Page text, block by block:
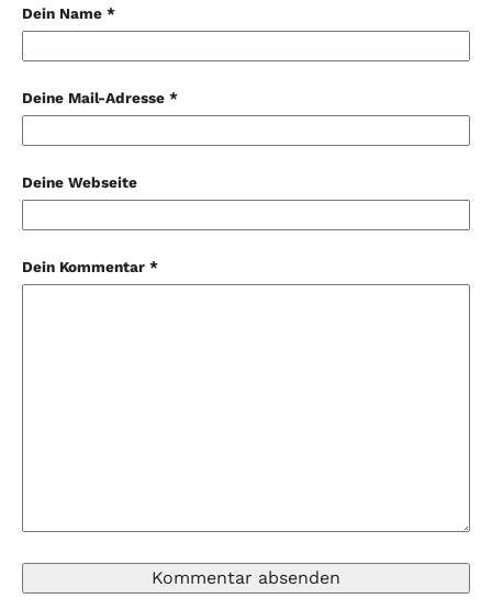
Dein Name *
Deine Mail-Adresse *
Deine Webseite
Dein Kommentar *